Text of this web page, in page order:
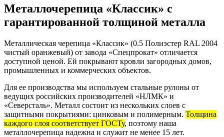
Металлочерепица «Классик» с
гарантированной толщиной металла
Металлическая черепица «Классик» (0.5 Полиэстер RAL 2004
чистый оранжевый) от завода «Спецпрокат» отличается
доступной ценой. Ей покрывают кровли загородных домов,
промышленных и коммерческих объектов.
Для ее производства мы используем стальные рулоны от
ведущих российских производителей «НЛМК» и
«Северсталь». Металл состоит из нескольких слоев с
защитными покрытиями: цинковым и полимерным. Толщина
каждого слоя соответствует ГОСТу, поэтому наша
металлочерепица надежна и служит не менее 15 лет.